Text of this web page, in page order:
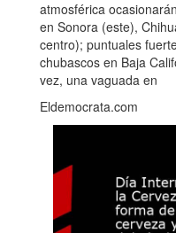
atmosférica
en Sonora (este),
centro); puntuales
chubascos en Baja
vez, una vaguada en
Eldemocrata.com